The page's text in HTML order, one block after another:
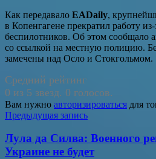
Как передавало EADaily,
в Копенгагене прекратил работу
беспилотников. Об этом сообщало
со ссылкой на местную полицию.
замечены над Осло и Стокгольмом.
Средний рейтинг
0 из 5 звезд. 0 голосов.
Вам нужно авторизироваться для
Навигация
по
записям
Предыдущая запись
Лула да Силва: Военного
Украине не будет